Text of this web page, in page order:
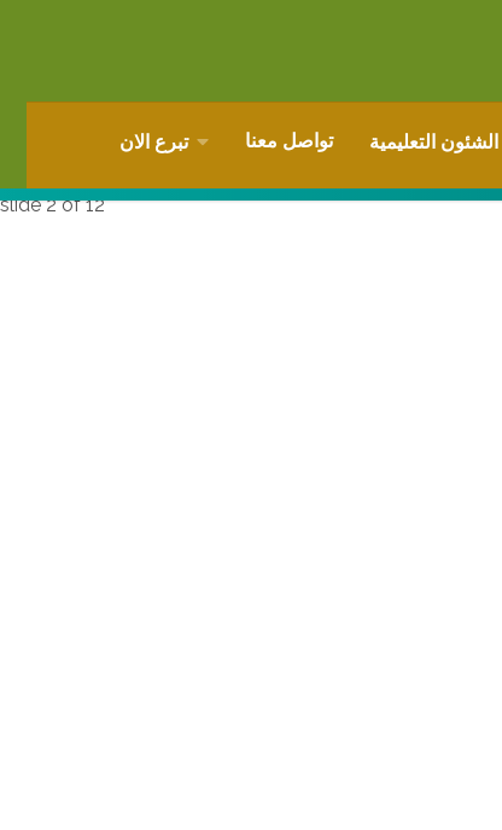
تبرع الان تواصل معنا الشئون التعليمية
slide2of 12